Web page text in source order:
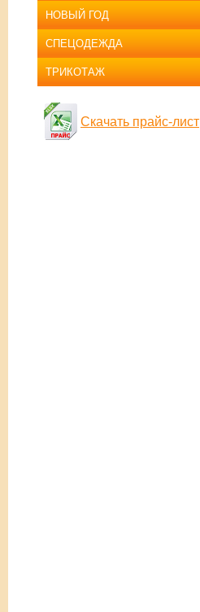
НОВЫЙ ГОД
СПЕЦОДЕЖДА
ТРИКОТАЖ
Скачать прайс-лист